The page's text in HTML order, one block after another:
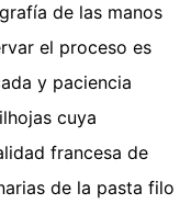
de las manos
el proceso es
y paciencia
cuya
francesa de
de la pasta filo